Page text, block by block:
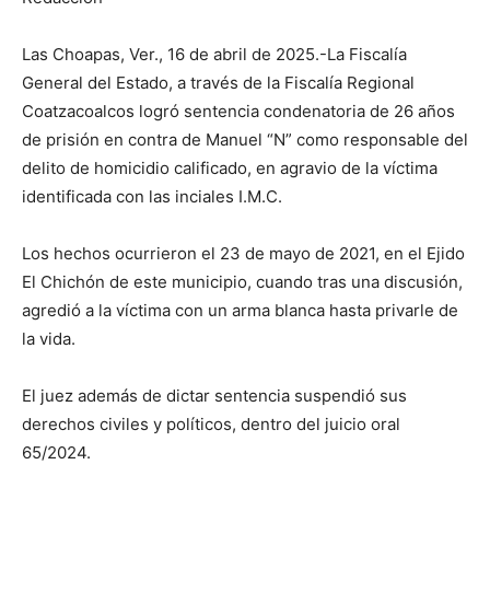
Las Choapas, Ver., 16 de abril de 2025.-La Fiscalía
General del Estado, a través de la Fiscalía Regional
Coatzacoalcos logró sentencia condenatoria de 26 años
de prisión en contra de Manuel “N” como responsable del
delito de homicidio calificado, en agravio de la víctima
identificada con las inciales I.M.C.
Los hechos ocurrieron el 23 de mayo de 2021, en el Ejido
El Chichón de este municipio, cuando tras una discusión,
agredió a la víctima con un arma blanca hasta privarle de
la vida.
El juez además de dictar sentencia suspendió sus
derechos civiles y políticos, dentro del juicio oral
65/2024.